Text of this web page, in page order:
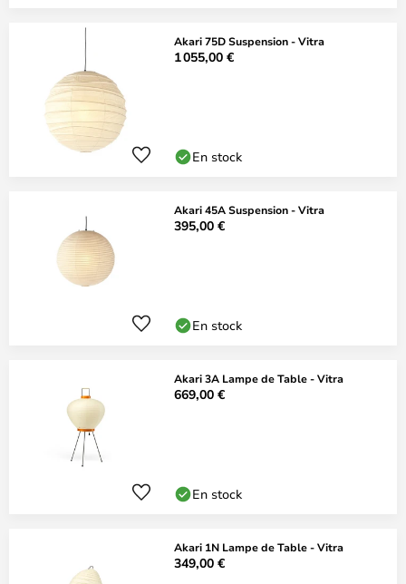
Akari 75D Suspension - Vitra
1 055,00 €
En stock
Akari 45A Suspension - Vitra
395,00 €
En stock
Akari 3A Lampe de Table - Vitra
669,00 €
En stock
Akari 1N Lampe de Table - Vitra
349,00 €